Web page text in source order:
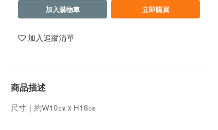
加入購物車 立即購買
加入追蹤清單
商品描述
尺寸｜約W10㎝ x H18㎝